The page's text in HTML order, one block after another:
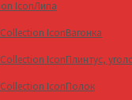
Липа
Вагонка
Плинтус,
Полок